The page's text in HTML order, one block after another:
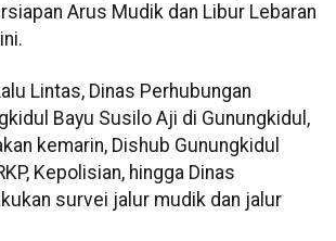
Arus Mudik dan Libur Lebaran
Lintas, Dinas Perhubungan
Bayu Susilo Aji di Gunungkidul,
kemarin, Dishub Gunungkidul
Kepolisian, hingga Dinas
survei jalur mudik dan jalur